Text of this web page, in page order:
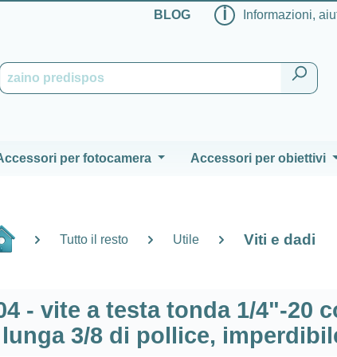
BLOG ℹ Informazioni,
per fotocamera Accessori per obiettivi
Tutto il resto Utile Viti e dadi
- vite a testa tonda 1/4"-20
3/8 di pollice,